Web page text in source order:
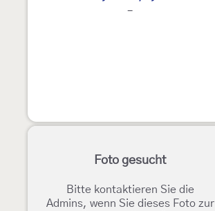
-
Foto gesucht
Bitte kontaktieren Sie die
Admins, wenn Sie dieses Foto zur